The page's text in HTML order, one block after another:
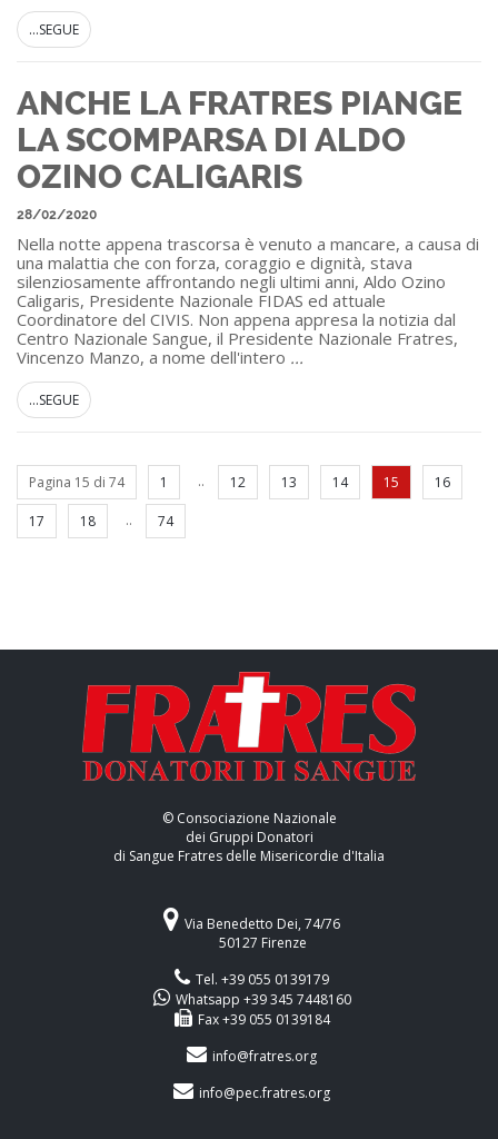
...SEGUE
ANCHE LA FRATRES PIANGE
LA SCOMPARSA DI ALDO
OZINO CALIGARIS
28/02/2020
Nella notte appena trascorsa è venuto a mancare, a causa di
una malattia che con forza, coraggio e dignità, stava
silenziosamente affrontando negli ultimi anni, Aldo Ozino
Caligaris, Presidente Nazionale FIDAS ed attuale
Coordinatore del CIVIS. Non appena appresa la notizia dal
Centro Nazionale Sangue, il Presidente Nazionale Fratres,
Vincenzo Manzo, a nome dell'intero ...
...SEGUE
Pagina 15 di 74 1 .. 12 13 14 15 16
17 18 .. 74
© Consociazione Nazionale
dei Gruppi Donatori
di Sangue Fratres delle Misericordie d'Italia
Via Benedetto Dei, 74/76
50127 Firenze
Tel. +39 055 0139179
Whatsapp +39 345 7448160
Fax +39 055 0139184
info@fratres.org
info@pec.fratres.org